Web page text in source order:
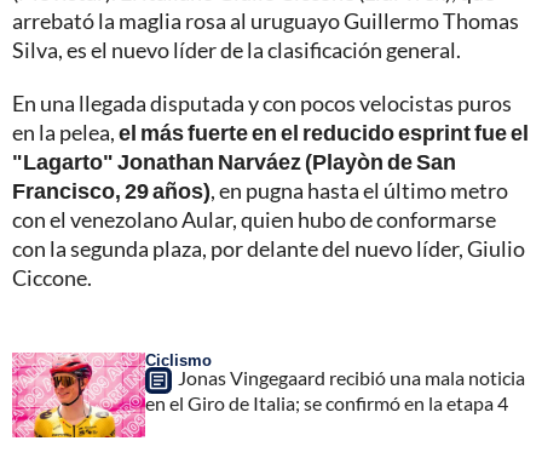
arrebató la maglia rosa al uruguayo Guillermo Thomas
Silva, es el nuevo líder de la clasificación general.
En una llegada disputada y con pocos velocistas puros
en la pelea,el más fuerte en el reducido esprint fue el
"Lagarto" Jonathan Narváez (Playòn de San
Francisco, 29 años), en pugna hasta el último metro
con el venezolano Aular, quien hubo de conformarse
con la segunda plaza, por delante del nuevo líder, Giulio
Ciccone.
Ciclismo
Jonas Vingegaard recibió una mala noticia
en el Giro de Italia; se confirmó en la etapa 4